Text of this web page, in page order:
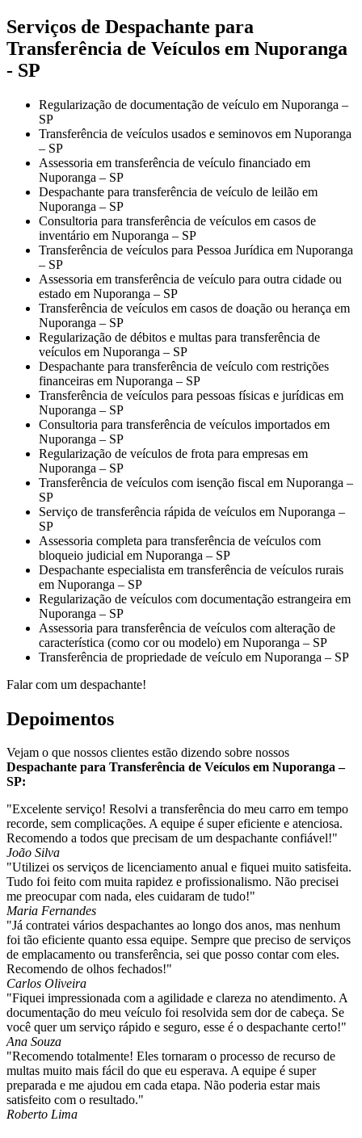
Serviços de Despachante para
Transferência de Veículos em Nuporanga
- SP
Regularização de documentação de veículo em Nuporanga –
SP
Transferência de veículos usados e seminovos em Nuporanga
– SP
Assessoria em transferência de veículo financiado em
Nuporanga – SP
Despachante para transferência de veículo de leilão em
Nuporanga – SP
Consultoria para transferência de veículos em casos de
inventário em Nuporanga – SP
Transferência de veículos para Pessoa Jurídica em Nuporanga
– SP
Assessoria em transferência de veículo para outra cidade ou
estado em Nuporanga – SP
Transferência de veículos em casos de doação ou herança em
Nuporanga – SP
Regularização de débitos e multas para transferência de
veículos em Nuporanga – SP
Despachante para transferência de veículo com restrições
financeiras em Nuporanga – SP
Transferência de veículos para pessoas físicas e jurídicas em
Nuporanga – SP
Consultoria para transferência de veículos importados em
Nuporanga – SP
Regularização de veículos de frota para empresas em
Nuporanga – SP
Transferência de veículos com isenção fiscal em Nuporanga –
SP
Serviço de transferência rápida de veículos em Nuporanga –
SP
Assessoria completa para transferência de veículos com
bloqueio judicial em Nuporanga – SP
Despachante especialista em transferência de veículos rurais
em Nuporanga – SP
Regularização de veículos com documentação estrangeira em
Nuporanga – SP
Assessoria para transferência de veículos com alteração de
característica (como cor ou modelo) em Nuporanga – SP
Transferência de propriedade de veículo em Nuporanga – SP
Falar com um despachante!
Depoimentos
Vejam o que nossos clientes estão dizendo sobre nossos
Despachante para Transferência de Veículos em Nuporanga –
SP:
"Excelente serviço! Resolvi a transferência do meu carro em tempo
recorde, sem complicações. A equipe é super eficiente e atenciosa.
Recomendo a todos que precisam de um despachante confiável!"
João Silva
"Utilizei os serviços de licenciamento anual e fiquei muito satisfeita.
Tudo foi feito com muita rapidez e profissionalismo. Não precisei
me preocupar com nada, eles cuidaram de tudo!"
Maria Fernandes
"Já contratei vários despachantes ao longo dos anos, mas nenhum
foi tão eficiente quanto essa equipe. Sempre que preciso de serviços
de emplacamento ou transferência, sei que posso contar com eles.
Recomendo de olhos fechados!"
Carlos Oliveira
"Fiquei impressionada com a agilidade e clareza no atendimento. A
documentação do meu veículo foi resolvida sem dor de cabeça. Se
você quer um serviço rápido e seguro, esse é o despachante certo!"
Ana Souza
"Recomendo totalmente! Eles tornaram o processo de recurso de
multas muito mais fácil do que eu esperava. A equipe é super
preparada e me ajudou em cada etapa. Não poderia estar mais
satisfeito com o resultado."
Roberto Lima